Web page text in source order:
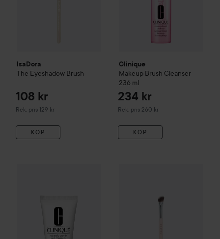
IsaDora
The Eyeshadow Brush
108 kr
Rek. pris 129 kr
Rekommenderat pris 129 kr
KÖP
Clinique
Makeup Brush Cleanser
236 ml
234 kr
Rek. pris 260 kr
Rekommenderat pris 260 kr
KÖP